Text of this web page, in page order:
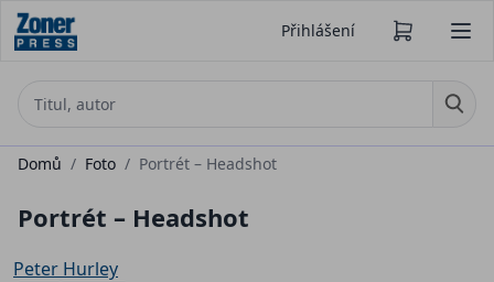
Přihlášení
Domů / Foto / Portrét – Headshot
Portrét – Headshot
Peter Hurley